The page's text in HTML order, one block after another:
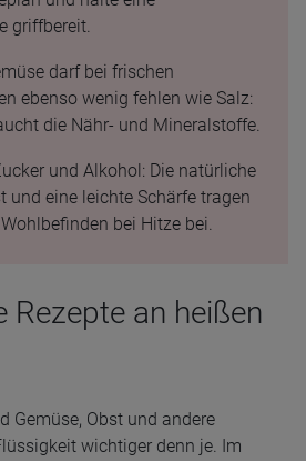
griffbereit.
darf bei frischen
ebenso wenig fehlen wie Salz:
die Nähr- und Mineralstoffe.
und Alkohol: Die natürliche
und eine leichte Schärfe tragen
bei Hitze bei.
Rezepte an heißen
Gemüse, Obst und andere
wichtiger denn je. Im